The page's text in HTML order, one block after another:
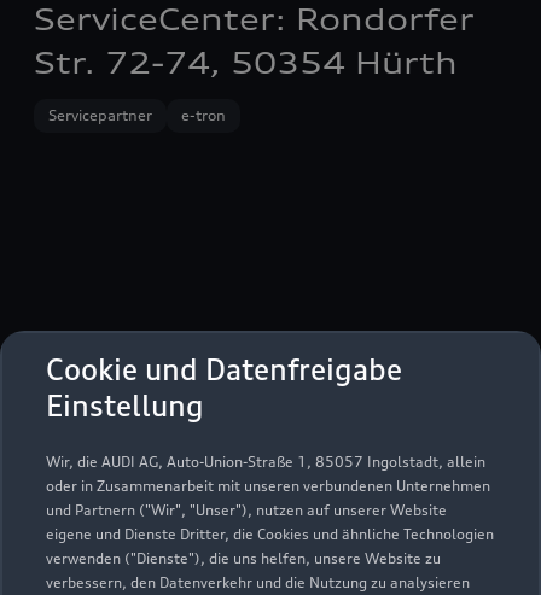
Cookie und Datenfreigabe
Einstellung
Wir, die AUDI AG, Auto-Union-Straße 1, 85057 Ingolstadt, allein
oder in Zusammenarbeit mit unseren verbundenen Unternehmen
und Partnern ("Wir", "Unser"), nutzen auf unserer Website
eigene und Dienste Dritter, die Cookies und ähnliche Technologien
verwenden ("Dienste"), die uns helfen, unsere Website zu
verbessern, den Datenverkehr und die Nutzung zu analysieren
ServiceCenter: Rondorfer
Str. 72-74, 50354 Hürth
Servicepartner e-tron
Rondorfer Straße 72-74
50354 Hürth
02233 974008